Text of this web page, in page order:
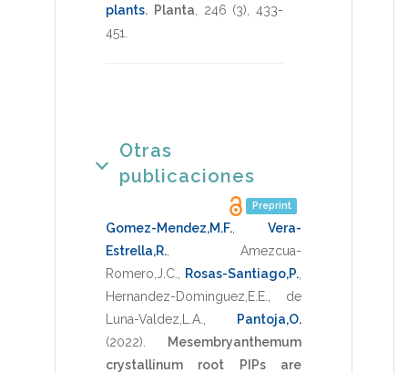
plants. Planta 246 (3), 433-
451
Otras
publicaciones
Preprint
Gomez-Mendez,M.F.
Vera-
Estrella,R.
Amezcua-
Romero,J.C.
Rosas-Santiago,P.
Hernandez-Dominguez,E.E.
de
Luna-Valdez,L.A.
Pantoja,O.
(2022)
Mesembryanthemum
crystallinum root PIPs are